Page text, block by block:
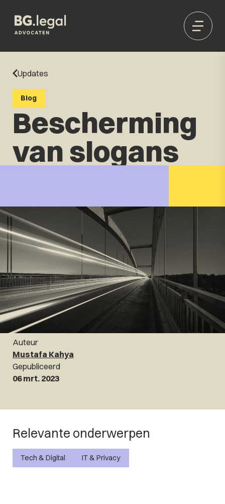
Updates
Blog
Bescherming
van slogans
Auteur
Mustafa Kahya
Gepubliceerd
06 mrt. 2023
Relevante onderwerpen
Tech & Digital IT & Privacy